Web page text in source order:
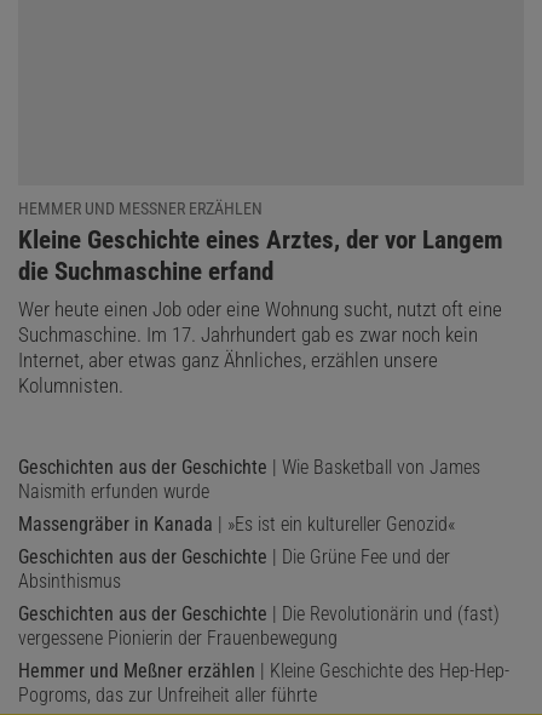
HEMMER UND MESSNER ERZÄHLEN
:Kleine Geschichte eines Arztes, der vor Langem
die Suchmaschine erfand
Wer heute einen Job oder eine Wohnung sucht, nutzt oft eine
Suchmaschine. Im 17. Jahrhundert gab es zwar noch kein
Internet, aber etwas ganz Ähnliches, erzählen unsere
Kolumnisten.
Geschichten aus der Geschichte | Wie Basketball von James
Naismith erfunden wurde
Massengräber in Kanada
| »Es ist ein kultureller Genozid«
Geschichten aus der Geschichte | Die Grüne Fee und der
Absinthismus
Geschichten aus der Geschichte | Die Revolutionärin und (fast)
vergessene Pionierin der Frauenbewegung
Hemmer und Meßner erzählen | Kleine Geschichte des Hep-Hep-
Pogroms, das zur Unfreiheit aller führte